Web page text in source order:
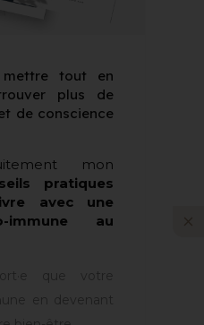
mettre tout en
plus de
de conscience
mon
pratiques
avec une
immune au